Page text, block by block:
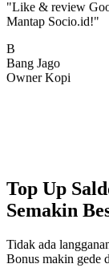
Mantap Socio.id!"
Bang Jago
Owner Kopi
Top Up
Semakin
Tidak ada
Bonus makin gede